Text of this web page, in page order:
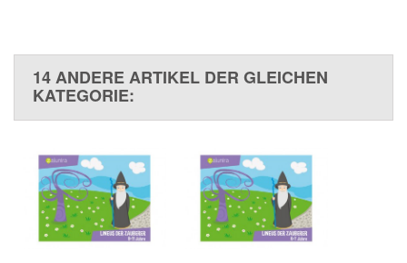
14 ANDERE ARTIKEL DER GLEICHEN
KATEGORIE: